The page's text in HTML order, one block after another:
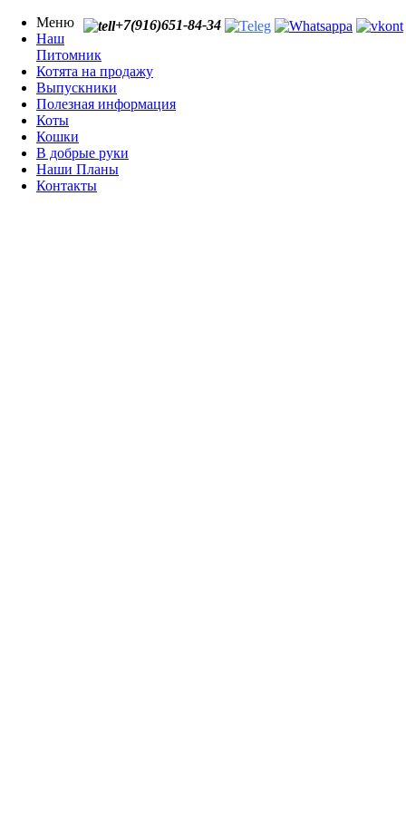
+7(916)651-84-34
Меню
Наш
Питомник
Котята на продажу
Выпускники
Полезная информация
Коты
Кошки
В добрые руки
Наши Планы
Контакты